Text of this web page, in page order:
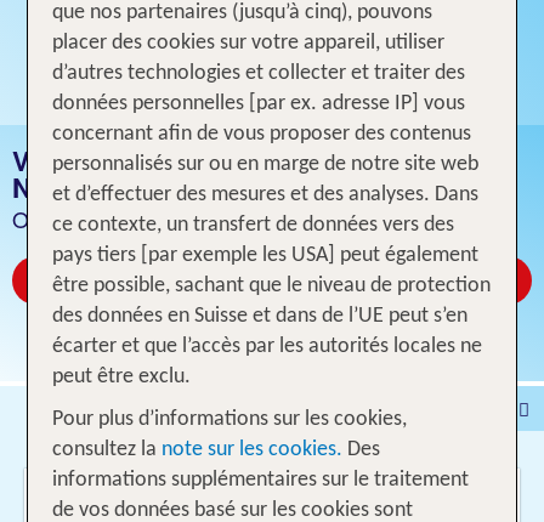
VACANCES ANTILLES
NÉERLANDAISES
Offres pour 1 semaine vol inclus
Réservez à partir de CHF 2114
Voyages
Hôtel
Voyages intervilles
% DEALS
Maison de vacances
Croisières
Véhicules
Où voulez-vous aller?
que nos partenaires (jusqu’à cinq), pouvons
placer des cookies sur votre appareil, utiliser
d’autres technologies et collecter et traiter des
données personnelles [par ex. adresse IP] vous
concernant afin de vous proposer des contenus
personnalisés sur ou en marge de notre site web
et d’effectuer des mesures et des analyses. Dans
ce contexte, un transfert de données vers des
pays tiers [par exemple les USA] peut également
être possible, sachant que le niveau de protection
des données en Suisse et dans de l’UE peut s’en
écarter et que l’accès par les autorités locales ne
peut être exclu.
Pour plus d’informations sur les cookies,
consultez la note sur les cookies. Des
informations supplémentaires sur le traitement
de vos données basé sur les cookies sont